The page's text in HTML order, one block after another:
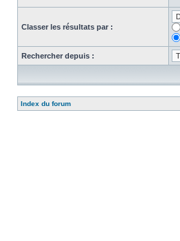
Classer les résultats par :
Rechercher depuis :
Index du forum